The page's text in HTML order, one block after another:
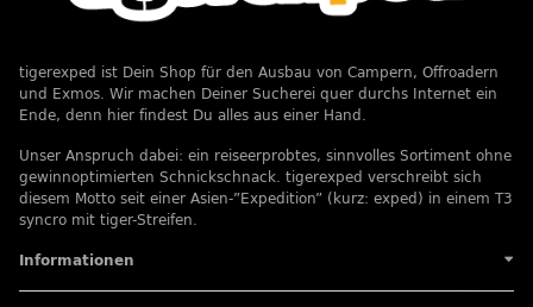
tigerexped ist Dein Shop für den Ausbau von Campern, Offroadern
und Exmos. Wir machen Deiner Sucherei quer durchs Internet ein
Ende, denn hier findest Du alles aus einer Hand.
Unser Anspruch dabei: ein reiseerprobtes, sinnvolles Sortiment ohne
gewinnoptimierten Schnickschnack. tigerexped verschreibt sich
diesem Motto seit einer Asien-”Expedition” (kurz: exped) in einem T3
syncro mit tiger-Streifen.
Informationen